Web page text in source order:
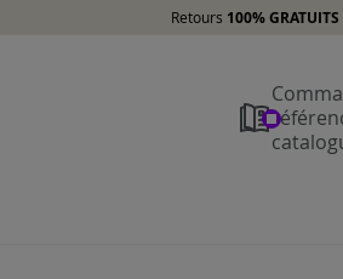
Retours 100%